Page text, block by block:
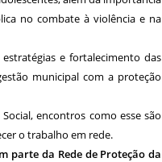
no combate à violência e na
e fortalecimento das
municipal com a proteção
encontros como esse são
o trabalho em rede.
parte da Rede de Proteção da